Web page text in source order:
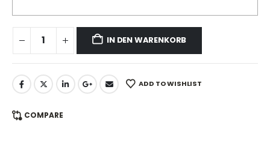
IN DEN WARENKORB
ADD TO WISHLIST
COMPARE